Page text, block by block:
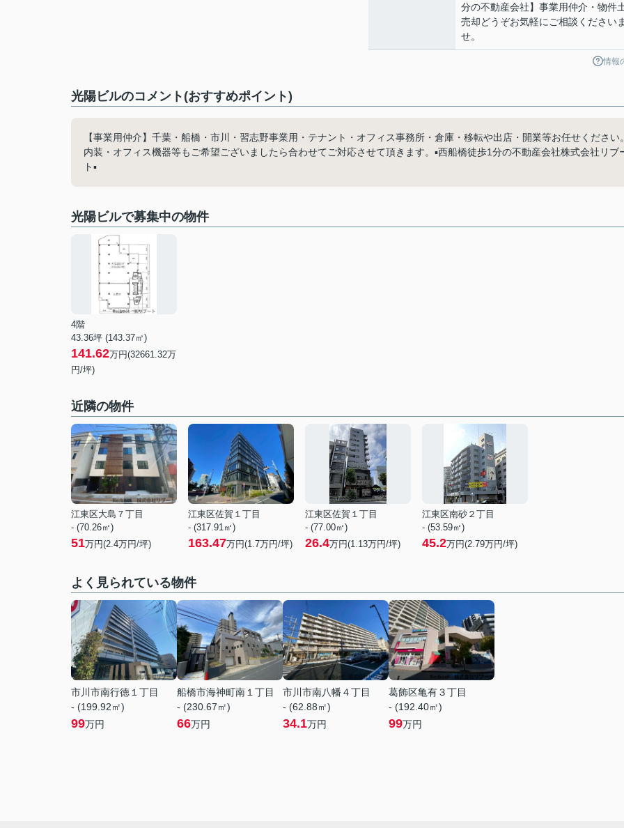
分の不動産会社】事業用仲介・物件
売却どうぞお気軽にご相談ください
せ。
情報
光陽ビルのコメント(おすすめポイント)
【事業用仲介】千葉・船橋・市川・習志野事業用・テナント・オフィス事務所・倉庫・移転や出店・開業等お任せください
内装・オフィス機器等もご希望ございましたら合わせてご対応させて頂きます。▪️西船橋徒歩1分の不動産会社株式会社リブ
ト▪️
光陽ビルで募集中の物件
4階
43.36坪 (143.37㎡)
141.62万円(32661.32万
円/坪)
近隣の物件
江東区大島７丁目
- (70.26㎡)
51万円(2.4万円/坪)
江東区佐賀１丁目
- (317.91㎡)
163.47万円(1.7万円/坪)
江東区佐賀１丁目
- (77.00㎡)
26.4万円(1.13万円/坪)
江東区南砂２丁目
- (53.59㎡)
45.2万円(2.79万円/坪)
よく見られている物件
市川市南行徳１丁目
- (199.92㎡)
99万円
船橋市海神町南１丁目
- (230.67㎡)
66万円
市川市南八幡４丁目
- (62.88㎡)
34.1万円
葛飾区亀有３丁目
- (192.40㎡)
99万円